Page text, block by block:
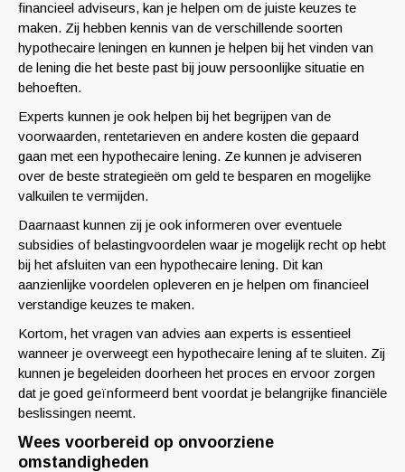
financieel adviseurs, kan je helpen om de juiste keuzes te
maken. Zij hebben kennis van de verschillende soorten
hypothecaire leningen en kunnen je helpen bij het vinden van
de lening die het beste past bij jouw persoonlijke situatie en
behoeften.
Experts kunnen je ook helpen bij het begrijpen van de
voorwaarden, rentetarieven en andere kosten die gepaard
gaan met een hypothecaire lening. Ze kunnen je adviseren
over de beste strategieën om geld te besparen en mogelijke
valkuilen te vermijden.
Daarnaast kunnen zij je ook informeren over eventuele
subsidies of belastingvoordelen waar je mogelijk recht op hebt
bij het afsluiten van een hypothecaire lening. Dit kan
aanzienlijke voordelen opleveren en je helpen om financieel
verstandige keuzes te maken.
Kortom, het vragen van advies aan experts is essentieel
wanneer je overweegt een hypothecaire lening af te sluiten. Zij
kunnen je begeleiden doorheen het proces en ervoor zorgen
dat je goed geïnformeerd bent voordat je belangrijke financiële
beslissingen neemt.
Wees voorbereid op onvoorziene
omstandigheden